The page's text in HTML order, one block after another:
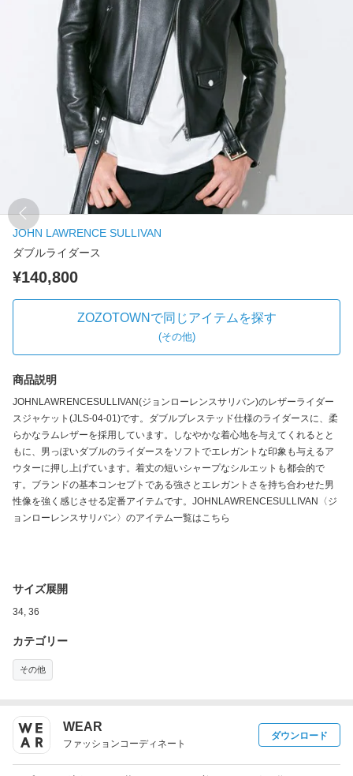
JOHN LAWRENCE SULLIVAN
ダブルライダース
¥140,800
ZOZOTOWNで同じアイテムを探す
(その他)
商品説明
JOHNLAWRENCESULLIVAN(ジョンローレンスサリバン)のレザーライダー
スジャケット(JLS-04-01)です。ダブルブレステッド仕様のライダースに、柔
らかなラムレザーを採用しています。しなやかな着心地を与えてくれるとと
もに、男っぽいダブルのライダースをソフトでエレガントな印象も与えるア
ウターに押し上げています。着丈の短いシャープなシルエットも都会的で
す。ブランドの基本コンセプトである強さとエレガントさを持ち合わせた男
性像を強く感じさせる定番アイテムです。JOHNLAWRENCESULLIVAN〈ジ
ョンローレンスサリバン〉のアイテム一覧はこちら
サイズ展開
34, 36
カテゴリー
その他
WEAR
ファッションコーディネート
ダウンロード